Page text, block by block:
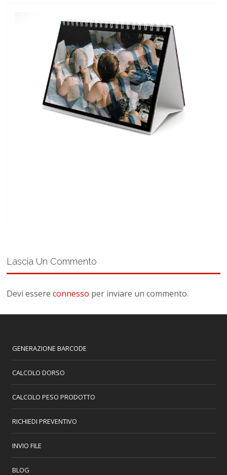
Lascia Un Commento
Devi essereconnesso per inviare un commento.
GENERAZIONE BARCODE
CALCOLO DORSO
CALCOLO PESO PRODOTTO
RICHIEDI PREVENTIVO
INVIO FILE
BLOG